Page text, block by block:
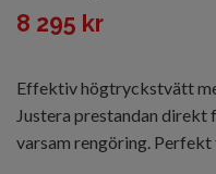
8 295 kr
Effektiv högtryckstvätt
Justera prestandan
varsam rengöring.